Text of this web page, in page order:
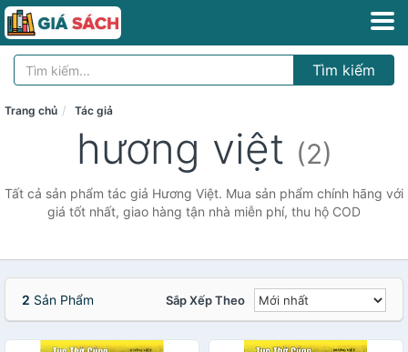
Tìm kiếm
Trang chủ Tác giả
hương việt (2)
Tất cả sản phẩm tác giả Hương Việt. Mua sản phẩm chính hãng với
giá tốt nhất, giao hàng tận nhà miễn phí, thu hộ COD
2 Sản Phẩm Sắp Xếp Theo